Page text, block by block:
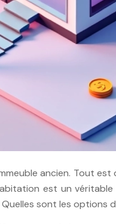
ancien. Tout
est un
sont les